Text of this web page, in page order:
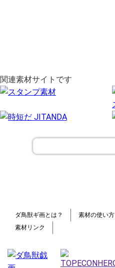
関連素材サイトです
ダ鳥獣ギ画とは？ 素材の使い方
素材リンク